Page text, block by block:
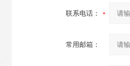
联系电话：
常用邮箱：